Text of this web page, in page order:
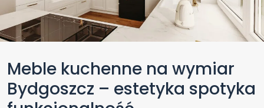
Meble kuchenne na wymiar
Bydgoszcz – estetyka spotyka